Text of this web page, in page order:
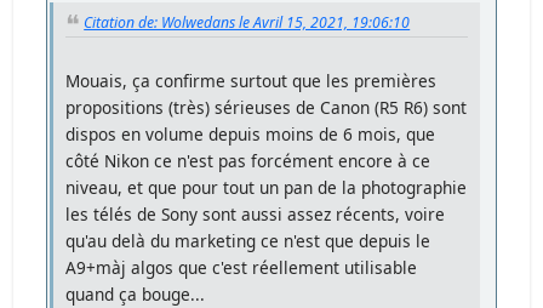
Citation de: Wolwedans le Avril 15, 2021, 19:06:10
Mouais, ça confirme surtout que les premières
propositions (très) sérieuses de Canon (R5 R6) sont
dispos en volume depuis moins de 6 mois, que
côté Nikon ce n'est pas forcément encore à ce
niveau, et que pour tout un pan de la photographie
les télés de Sony sont aussi assez récents, voire
qu'au delà du marketing ce n'est que depuis le
A9+màj algos que c'est réellement utilisable
quand ça bouge...